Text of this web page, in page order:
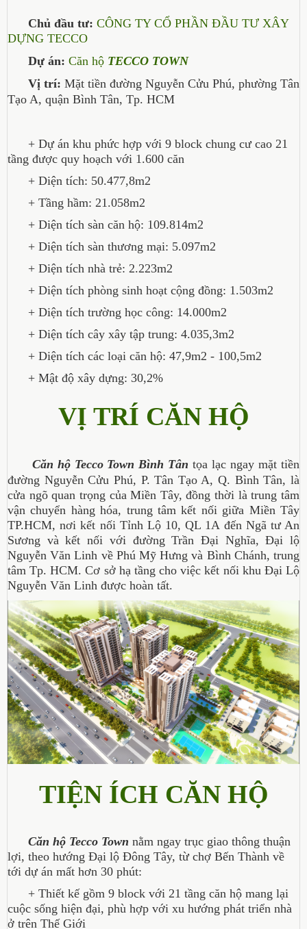
Chủ đầu tư: CÔNG TY CỔ PHẦN ĐẦU TƯ XÂY
DỰNG TECCO
Dự án: Căn hộ TECCO TOWN
Vị trí: Mặt tiền đường Nguyễn Cửu Phú, phường Tân
Tạo A, quận Bình Tân, Tp. HCM
+ Dự án khu phức hợp với 9 block chung cư cao 21
tầng được quy hoạch với 1.600 căn
+ Diện tích: 50.477,8m2
+ Tầng hầm: 21.058m2
+ Diện tích sàn căn hộ: 109.814m2
+ Diện tích sàn thương mại: 5.097m2
+ Diện tích nhà trẻ: 2.223m2
+ Diện tích phòng sinh hoạt cộng đồng: 1.503m2
+ Diện tích trường học công: 14.000m2
+ Diện tích cây xây tập trung: 4.035,3m2
+ Diện tích các loại căn hộ: 47,9m2 - 100,5m2
+ Mật độ xây dựng: 30,2%
VỊ TRÍ CĂN HỘ
Căn hộ Tecco Town Bình Tân tọa lạc ngay mặt tiền
đường Nguyễn Cửu Phú, P. Tân Tạo A, Q. Bình Tân, là
cửa ngõ quan trọng của Miền Tây, đồng thời là trung tâm
vận chuyển hàng hóa, trung tâm kết nối giữa Miền Tây
TP.HCM, nơi kết nối Tỉnh Lộ 10, QL 1A đến Ngã tư An
Sương và kết nối với đường Trần Đại Nghĩa, Đại lộ
Nguyễn Văn Linh về Phú Mỹ Hưng và Bình Chánh, trung
tâm Tp. HCM.Cơ sở hạ tầng cho việc kết nối khu Đại Lộ
Nguyễn Văn Linh được hoàn tất.
TIỆN ÍCH CĂN HỘ
Căn hộ Tecco Town nằm ngay trục giao thông thuận
lợi, theo hướng Đại lộ Đông Tây, từ chợ Bến Thành về
tới dự án mất hơn 30 phút:
+ Thiết kế gồm 9 block với 21 tầng căn hộ mang lại
cuộc sống hiện đại, phù hợp với xu hướng phát triển nhà
ở trên Thế Giới